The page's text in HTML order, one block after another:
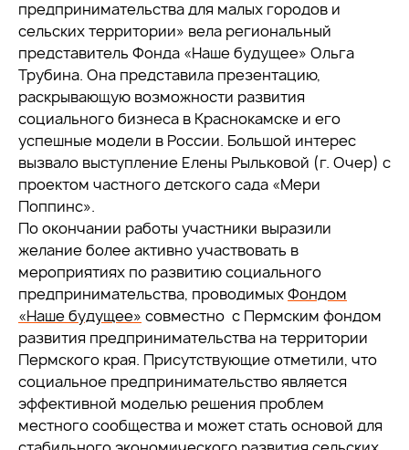
предпринимательства для малых городов и
сельских территории» вела региональный
представитель Фонда «Наше будущее» Ольга
Трубина. Она представила презентацию,
раскрывающую возможности развития
социального бизнеса в Краснокамске и его
успешные модели в России. Большой интерес
вызвало выступление Елены Рыльковой (г. Очер) с
проектом частного детского сада «Мери
Поппинс».
По окончании работы участники выразили
желание более активно участвовать в
мероприятиях по развитию социального
предпринимательства, проводимыхФондом
«Наше будущее» совместно с Пермским фондом
развития предпринимательства на территории
Пермского края. Присутствующие отметили, что
социальное предпринимательство является
эффективной моделью решения проблем
местного сообщества и может стать основой для